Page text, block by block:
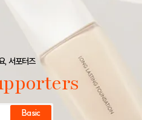
, 서포터즈
Basic